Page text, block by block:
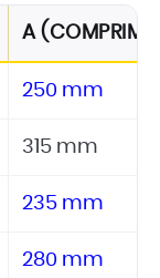
A
250 mm
315 mm
235 mm
280 mm